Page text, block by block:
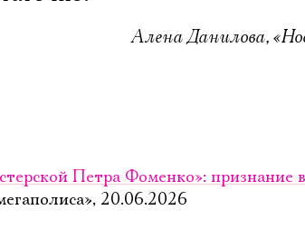
Алена Данилова,
Петра Фоменко»: признание
20.06.2026